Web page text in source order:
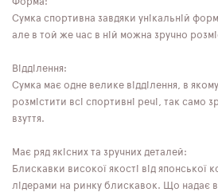
Сумка спортивна завдяки унікальній
але в той же час в ній можна зручно
Відділення:
Сумка має одне велике відділення, в
розмістити всі спортивні речі, так само
взуття.
Має ряд якісних та зручних деталей:
Блискавки високої якості від японської
лідерами на ринку блискавок. Що надає